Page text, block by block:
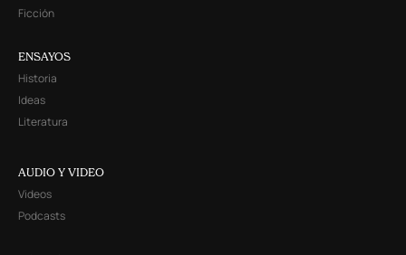
Ficción
ENSAYOS
Historia
Ideas
Literatura
AUDIO Y VIDEO
Videos
Podcasts